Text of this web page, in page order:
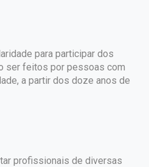
para participar dos
ser feitos por pessoas com
a partir dos doze anos de
profissionais de diversas